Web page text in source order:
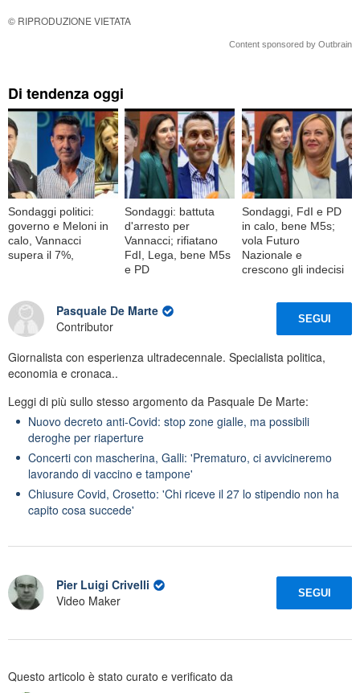
© RIPRODUZIONE VIETATA
Content sponsored by Outbrain
Di tendenza oggi
Sondaggi politici:
governo e Meloni in
calo, Vannacci
supera il 7%,
Sondaggi: battuta
d'arresto per
Vannacci; rifiatano
FdI, Lega, bene M5s
e PD
Sondaggi, FdI e PD
in calo, bene M5s;
vola Futuro
Nazionale e
crescono gli indecisi
Pasquale De Marte
Contributor
SEGUI
Giornalista con esperienza ultradecennale. Specialista politica,
economia e cronaca..
Leggi di più sullo stesso argomento da Pasquale De Marte:
Nuovo decreto anti-Covid: stop zone gialle, ma possibili
deroghe per riaperture
Concerti con mascherina, Galli: 'Prematuro, ci avvicineremo
lavorando di vaccino e tampone'
Chiusure Covid, Crosetto: 'Chi riceve il 27 lo stipendio non ha
capito cosa succede'
Pier Luigi Crivelli
Video Maker
SEGUI
Questo articolo è stato curato e verificato da